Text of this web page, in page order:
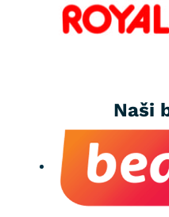
Naši